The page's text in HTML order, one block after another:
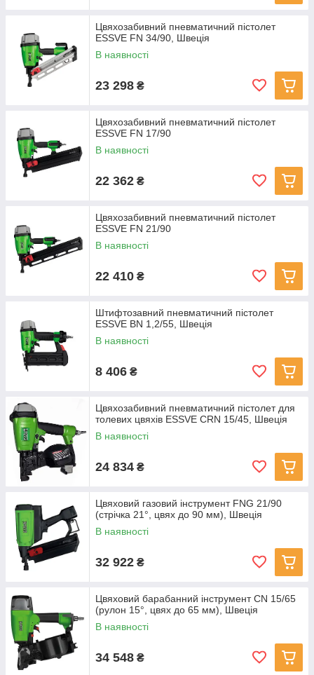
Цвяхозабивний пневматичний пістолет
ESSVE FN 34/90, Швеція
В наявності
23 298 ₴
Цвяхозабивний пневматичний пістолет
ESSVE FN 17/90
В наявності
22 362 ₴
Цвяхозабивний пневматичний пістолет
ESSVE FN 21/90
В наявності
22 410 ₴
Штифтозавний пневматичний пістолет
ESSVE BN 1,2/55, Швеція
В наявності
8 406 ₴
Цвяхозабивний пневматичний пістолет для
толевих цвяхів ESSVE CRN 15/45, Швеція
В наявності
24 834 ₴
Цвяховий газовий інструмент FNG 21/90
(стрічка 21°, цвях до 90 мм), Швеція
В наявності
32 922 ₴
Цвяховий барабанний інструмент CN 15/65
(рулон 15°, цвях до 65 мм), Швеція
В наявності
34 548 ₴